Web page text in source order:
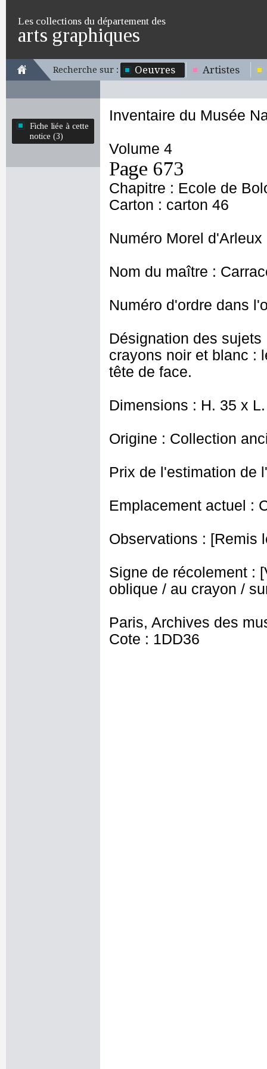
Les collections du département des
arts graphiques
Recherche sur : Oeuvres Artistes
Fiche liée à cette
notice (3)
Inventaire du Musée
Volume 4
Page 673
Chapitre : Ecole de
Carton : carton 46
Numéro Morel d'Arleux
Nom du maître :
Numéro d'ordre dans
Désignation des
crayons noir et blanc :
tête de face.
Dimensions : H. 35 x
Origine : Collection
Prix de l'estimation de
Emplacement actuel :
Observations : [Remis
Signe de récolement :
oblique / au crayon /
Paris, Archives des
Cote : 1DD36